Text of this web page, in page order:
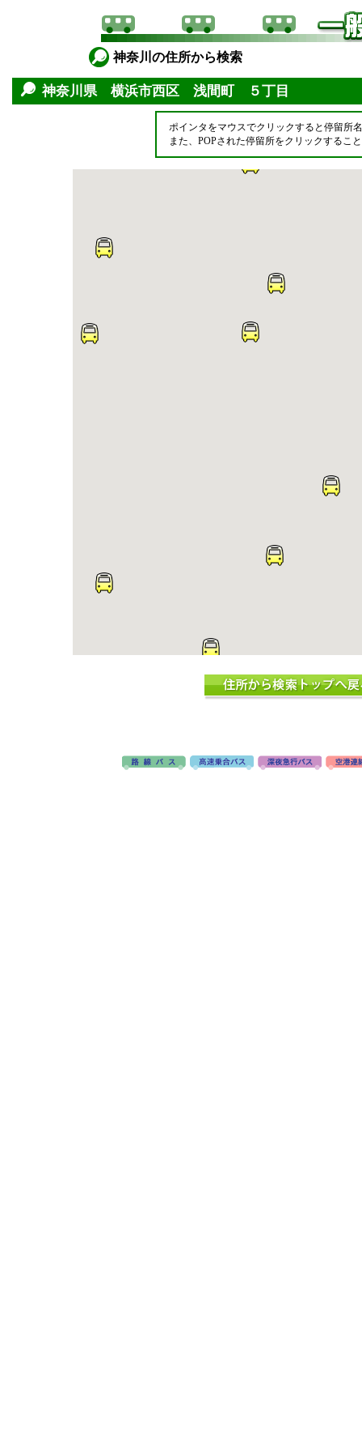
神奈川の住所から検索
神奈川県 横浜市西区 浅間町 ５丁目
ポインタをマウスでクリックすると停留所
また、POPされた停留所をクリックするこ